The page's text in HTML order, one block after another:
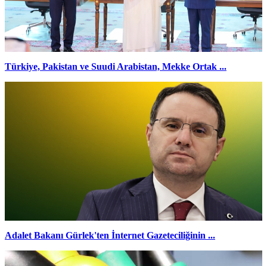
Türkiye, Pakistan ve Suudi Arabistan, Mekke Ortak ...
Adalet Bakanı Gürlek'ten İnternet Gazeteciliğinin ...